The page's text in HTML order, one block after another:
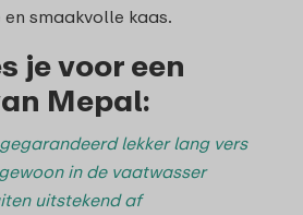
smaakvolle kaas.
je voor een
Mepal:
lekker lang vers
in de vaatwasser
uitstekend af